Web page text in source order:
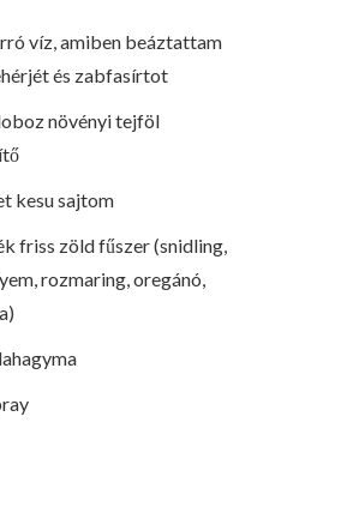
víz, amiben beáztattam
és zabfasírtot
növényi tejföl
kesu sajtom
friss zöld fűszer (snidling,
rozmaring, oregánó,